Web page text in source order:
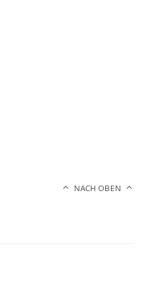
NACH OBEN